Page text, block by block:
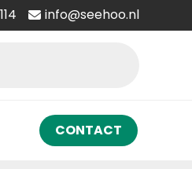
info@seehoo.nl
CONTACT